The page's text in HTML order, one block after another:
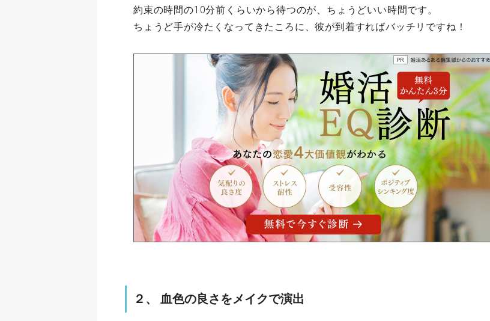
約束の時間の10分前くらいから待つのが、ちょうどいい時間です。
ちょうど手が冷たくなってきたころに、彼が到着すればバッチリですね！
２、 血色の良さをメイクで演出